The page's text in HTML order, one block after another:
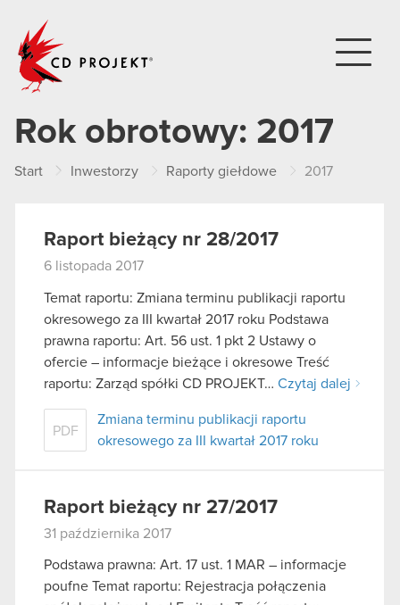
Rok obrotowy: 2017
Start Inwestorzy Raporty giełdowe 2017
Raport bieżący nr 28/2017
6 listopada 2017
Temat raportu: Zmiana terminu publikacji raportu
okresowego za III kwartał 2017 roku Podstawa
prawna raportu: Art. 56 ust. 1 pkt 2 Ustawy o
ofercie – informacje bieżące i okresowe Treść
raportu: Zarząd spółki CD PROJEKT… Czytaj dalej
PDF
Zmiana terminu publikacji raportu
okresowego za III kwartał 2017 roku
Raport bieżący nr 27/2017
31 października 2017
Podstawa prawna: Art. 17 ust. 1 MAR – informacje
poufne Temat raportu: Rejestracja połączenia